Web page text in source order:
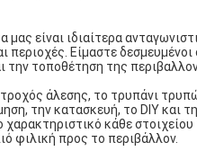
είναι ιδιαίτερα
Είμαστε δεσμευμένοι
τοποθέτηση της
άλεσης, το τρυπάνι
την κατασκευή, το DIY και
κάθε
φιλική προς το περιβάλλον.